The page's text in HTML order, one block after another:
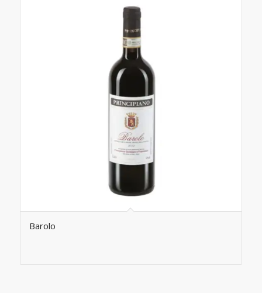
Barolo